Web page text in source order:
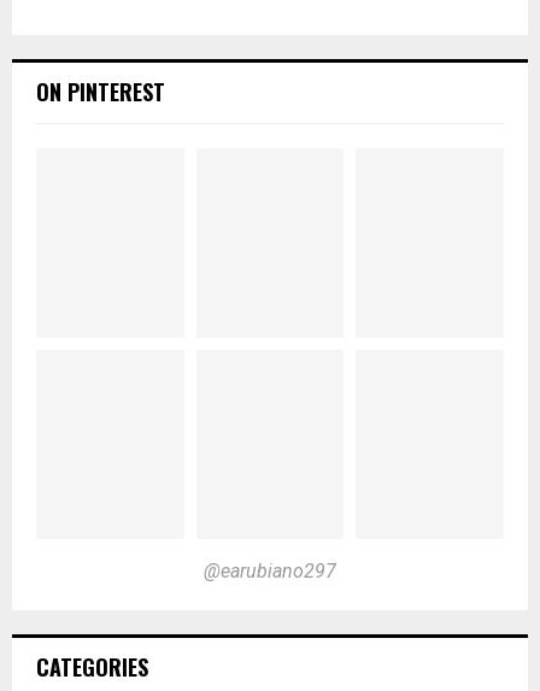
ON PINTEREST
@earubiano297
CATEGORIES